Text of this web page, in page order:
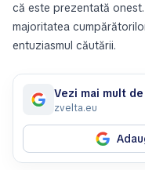
că este prezentată
majoritatea
entuziasmul căutării.
Vezi mai mult
zvelta.eu